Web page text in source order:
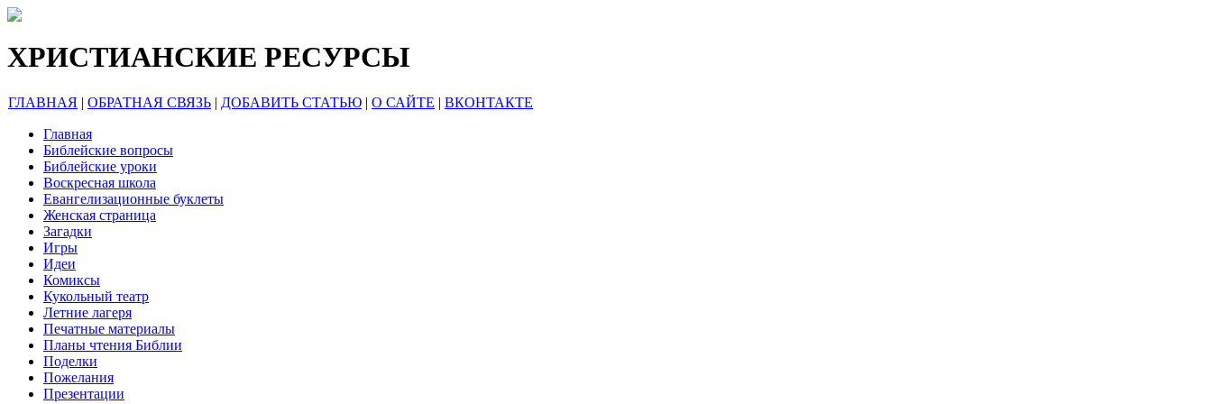
ХРИСТИАНСКИЕ РЕСУРСЫ
ГЛАВНАЯ | ОБРАТНАЯ СВЯЗЬ | ДОБАВИТЬ СТАТЬЮ | О САЙТЕ | ВКОНТАКТЕ
Главная
Библейские вопросы
Библейские уроки
Воскресная школа
Евангелизационные буклеты
Женская страница
Загадки
Игры
Идеи
Комиксы
Кукольный театр
Летние лагеря
Печатные материалы
Планы чтения Библии
Поделки
Пожелания
Презентации